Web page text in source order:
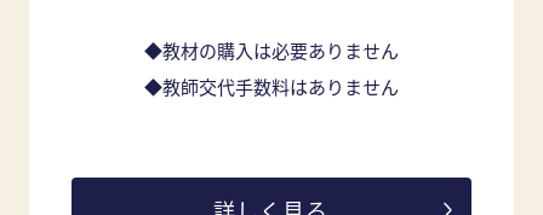
◆教材の購入は必要ありません
◆教師交代手数料はありません